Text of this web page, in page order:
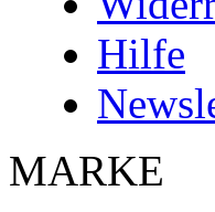
Hilfe
MARKE